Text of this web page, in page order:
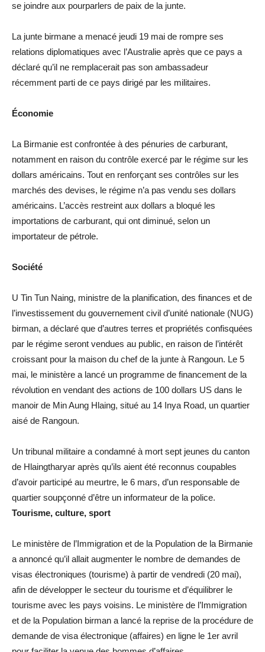
se joindre aux pourparlers de paix de la junte.
La junte birmane a menacé jeudi 19 mai de rompre ses
relations diplomatiques avec l’Australie après que ce pays a
déclaré qu’il ne remplacerait pas son ambassadeur
récemment parti de ce pays dirigé par les militaires.
Économie
La Birmanie est confrontée à des pénuries de carburant,
notamment en raison du contrôle exercé par le régime sur les
dollars américains. Tout en renforçant ses contrôles sur les
marchés des devises, le régime n’a pas vendu ses dollars
américains. L’accès restreint aux dollars a bloqué les
importations de carburant, qui ont diminué, selon un
importateur de pétrole.
Société
U Tin Tun Naing, ministre de la planification, des finances et de
l’investissement du gouvernement civil d’unité nationale (NUG)
birman, a déclaré que d’autres terres et propriétés confisquées
par le régime seront vendues au public, en raison de l’intérêt
croissant pour la maison du chef de la junte à Rangoun. Le 5
mai, le ministère a lancé un programme de financement de la
révolution en vendant des actions de 100 dollars US dans le
manoir de Min Aung Hlaing, situé au 14 Inya Road, un quartier
aisé de Rangoun.
Un tribunal militaire a condamné à mort sept jeunes du canton
de Hlaingtharyar après qu’ils aient été reconnus coupables
d’avoir participé au meurtre, le 6 mars, d’un responsable de
quartier soupçonné d’être un informateur de la police.
Tourisme, culture, sport
Le ministère de l’Immigration et de la Population de la Birmanie
a annoncé qu’il allait augmenter le nombre de demandes de
visas électroniques (tourisme) à partir de vendredi (20 mai),
afin de développer le secteur du tourisme et d’équilibrer le
tourisme avec les pays voisins. Le ministère de l’Immigration
et de la Population birman a lancé la reprise de la procédure de
demande de visa électronique (affaires) en ligne le 1er avril